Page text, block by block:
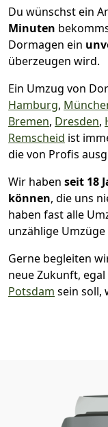
Du wünschst ein
Minuten
Dormagen ein
überzeugen wird.
Ein Umzug von
Hamburg,
Bremen, Dresden,
Remscheid ist
die von Profis
Wir haben seit 18
können, die uns
haben fast alle
unzählige
Gerne begleiten
neue Zukunft, egal
Potsdam sein soll,